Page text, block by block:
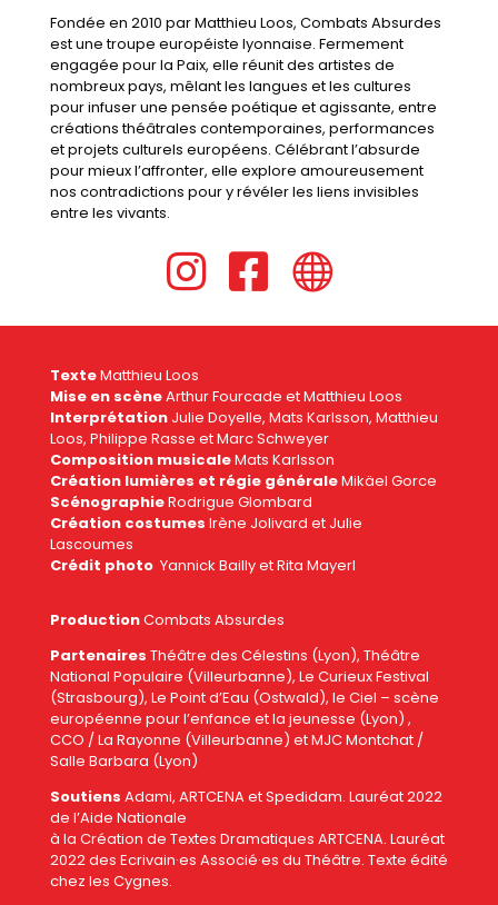
Fondée en 2010 par Matthieu Loos, Combats Absurdes
est une troupe européiste lyonnaise. Fermement
engagée pour la Paix, elle réunit des artistes de
nombreux pays, mêlant les langues et les cultures
pour infuser une pensée poétique et agissante, entre
créations théâtrales contemporaines, performances
et projets culturels européens. Célébrant l’absurde
pour mieux l’affronter, elle explore amoureusement
nos contradictions pour y révéler les liens invisibles
entre les vivants.
  
TexteMatthieu Loos
Mise en scèneArthur Fourcade et Matthieu Loos
InterprétationJulie Doyelle, Mats Karlsson, Matthieu
Loos, Philippe Rasse et Marc Schweyer
Composition musicaleMats Karlsson
Création lumières et régie généraleMikäel Gorce
ScénographieRodrigue Glombard
Création costumes Irène Jolivard et Julie
Lascoumes
Crédit photoYannick Bailly et Rita Mayerl
ProductionCombats Absurdes
Partenaires Théâtre des Célestins (Lyon), Théâtre
National Populaire (Villeurbanne), Le Curieux Festival
(Strasbourg), Le Point d’Eau (Ostwald), le Ciel – scène
européenne pour l’enfance et la jeunesse (Lyon) ,
CCO / La Rayonne (Villeurbanne) et MJC Montchat /
Salle Barbara (Lyon)
Soutiens Adami, ARTCENA et Spedidam. Lauréat 2022
de l’Aide Nationale
à la Création de Textes Dramatiques ARTCENA. Lauréat
2022 des Ecrivain·es Associé·es du Théâtre. Texte édité
chez les Cygnes.